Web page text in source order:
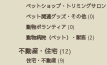
ペットショップ・トリミングサロン
ペット関連グッズ・その他(0)
動物ボランティア (0)
動物病院（ペット）・獣医 (2)
不動産・住宅 (12)
住宅・不動産 (9)